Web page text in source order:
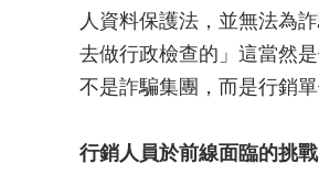
人資料保護法，並無法為
去做行政檢查的」這當然
不是詐騙集團，而是行銷
行銷人員於前線面臨的挑戰